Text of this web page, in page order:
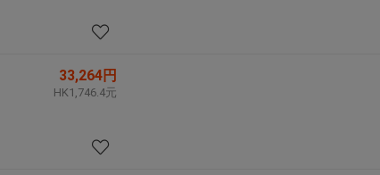
33,264円
HK1,746.4元